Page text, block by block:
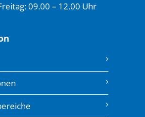
09.00 – 12.00 Uhr